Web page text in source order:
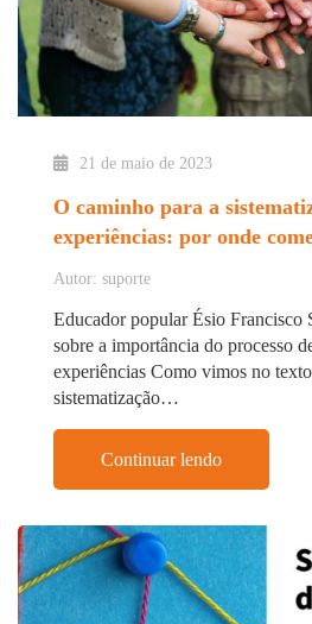
21 de maio de 2023
O caminho para a
experiências: por onde
Autor: suporte
Educador popular Ésio Francisco
sobre a importância do processo
experiências Como vimos no
sistematização…
Continuar lendo